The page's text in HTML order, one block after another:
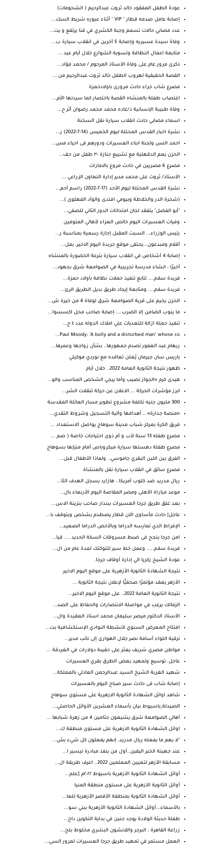
عودة الطفل المفقود خالد ثروت عبدالرحيم ( الشحومات)
إصابة عامل صدمه قطار " VIP " أثناء عبوره شريط السك...
عدد مصابي حالات تسمم وجبة الكشري في قنا يرتفع و يت...
وفاة سيدة عسيريه وإصابة 5 آخرين في انقلاب سيارة ب...
متابعة اعمال النظافة وتسوية الشوارع خلال أيام عيد ...
ذكرى مرور عام على وفاة الأستاذ المرحوم / محمد فؤاد...
القصة الحقيقية لهروب الطفل خالد ثروت عبدالرحيم من ...
مصرع شاب جراء حادث مرورى باولادحمزة
اغتصاب طفلة بالمنشاه القصة باختصار كما سردتها الأم...
وفاة طبيبة الإنسانية د/غاده محمد محمد رضوان أثر ح...
اسماء مصابي حادث انقلاب سيارة نقل السخنة
نشرة اخبار القدس المحتلة ليوم الخميس (14-7-2022) ر...
احمد النس ولجنة ابناء العسيرات ودورهم فى احياء مس...
الحزن يعم ⁧‫الدقهلية‬⁩ مع تشييع جنازة ٣٠ طفل من حف...
مصرع 6 مصريين في حادث مروع بالامارات
الأستاذ/ ثروت على محمد مدير إدارة التعاون الزراعي ...
نشرة القدس المحتلة ليوم الأحد (17-7-2022) راسم أحم...
(شجرة الدر والخلاطة وبيومي افتدى والوأد الفهلوى )...
"أبو الفضل" يتفقد لجان امتحانات الدور الثاني للصفي...
وفيات العسيرات اليوم خالص العزاء لأهالي المتوفين
رئيس الوزراء... السبت المقبل إجازة رسمية بمناسبة ر...
أقلام ومبدعون...يحتفى موقع جريدة اليوم الاخير، بمل...
إصابة 4 أشخاص في انقلاب سيارة بترعة الخضورة بالمنشاه
أخيرًا : انشاء مدرسة تجريبية في الصوامعة شرق بجهود...
فريدة سلام.... تتابع تنفيذ حملات نظافة بأولاد حمزة...
فريدة سلام.... ومتابعة إيجاد طريق بديل الطريق الرئ...
الحزن يخيم على قرية الصوامعة شرق لوفاة 4 من خيرة ش...
ما ينوب الضامن إلا الضرب.....إصابة صاحب محل اكسسوا...
تنفيذ حملة ازالة للتعديات علي املاك الدوله عدد ٤ ح...
Paul Moody: ‘A bully and a disturbed man’ whose co...
ريهام عبد الغفور تصدم جمهورها.. بشأن زواجها وعمرها...
باريس سان جيرمان يُعلن تعاقده مع نوردي موكيلي
ظهور نتيجة الثانوية العامة 2022.. خلال أيام
هيدى كرم «الجواز نصيب وأما ييجي الشخص المناسب والو...
ابرز مؤشرات الحركة ....الاعلان عن حركة تنقلات الشر...
300 مليون جنيه تكلفة مشروع تطوير مسار العائلة المقدسة
«منصة جدارة» .. أهدافها وآلية التسجيل وشروط التقدي...
فريق الكرة بمركز شباب مدينة سوهاج يواصل الاستعداد ...
مصرع طفله 13 سنة لأب و أم ذوى احتياجات خاصة ( صم ...
مصرع طفلة دهستها سيارة ميكروباص أمام منزلها بسوهاج
الفرق بين اللبن البقري جاموسي.. ولماذا الأطفال قبل...
مصرع سائق في انقلاب سيارة نقل بالمنشاة
ريال مدريد ضد كلوب أمريكا.. هازارد يسجل الهدف الثا...
موعد مباراة الأهلى ومصر المقاصة اليوم الأربعاء بال...
بعد غلق طريق جرجا العسيرات ببندار صاحب بنزينة الاس...
عاجل| حادث مأساوى الآن قطار يصطدم بشخص ويتوقف با...
الإفراط الذي تمارسه الدراما وبالأخص الدراما الصعيد...
امن جرجا ينجح فى ضبط مسروقات السكة الحديد .... قيا...
فريدة سلام..... وعمل خط سير للتوكتك لمدة عام من ال...
عودة الشيخ زكريا الي إدارة أوقاف جرجا.
نتيجة الشهادة الثانوية الأزهرية على موقع اليوم الاخير
الأزهر يعقد مؤتمرًا صحفيًّا لإعلان نتيجة الثانوية ...
نتيجة الثانوية العامة 2022.. على موقع اليوم الاخير...
الزمالك يرغب في مواصلة الانتصارات والحفاظ على الصد...
الأستاذ الدكتور ميصر سليمان محمد استاذ العقيدة وال...
افتتاح المعرض السنوي لأنشطة النوادي الإستكشافية بت...
ترقية اللواء أسامة نصر جلال الهوارى إلى نائب مدير...
مواطن مصري شريف يعثر على حقيبة دولارات في الغردقة ...
عاجل..توسيع وتمهيد بعض الطرق بقري العسيرات
شهيد الغربة الشيخ السيد عبدالرحمن العادلي بالمملكة...
إصابة شاب فى حادث سير صباح اليوم بالعسيرات
شاهد اوائل الشهادة الثانوية الازهرية على مستوى سوهاج
الصيدلة_باسيوط بيان بأسماء العشرين الأوائل الحاصلي...
أهالي الصوامعة شرق يشيعون جثامين 4 من زهرة شبابها ...
اوائل الشهادة الثانوية الازهرية على مستوى منطقة ك...
"لا يهم ما يفعله ريال مدريد، إنهم يفعلون كل شيء بش...
عند جهينة الخبر اليقين..أول من ينفذ مبادرة تيسير ا...
مسابقة الأزهر لتعيين المعلمين 2022.. اعرف طريقة ال...
أوائل الشهادة الثانوية الأزهرية باسيوط ٢٠٢٢م [علم...
أوائل الثانوية الأزهرية على مستوى منطقة المنيا
أوائل الشهادة الثانوية بمنطقة الأقصر الأزهرية للعا...
بالأسماء...أوائل الشهادة الثانوية الأزهرية ببني سو...
طفلة حديثة الولادة يوجد جنين في بداية التكوين داخ...
زراعة القاهرة : البرجر واللانشون البشري مخلوط بلح...
العمل مستمر في تمهيد طريق جرجا العسيرات لمرور السي...